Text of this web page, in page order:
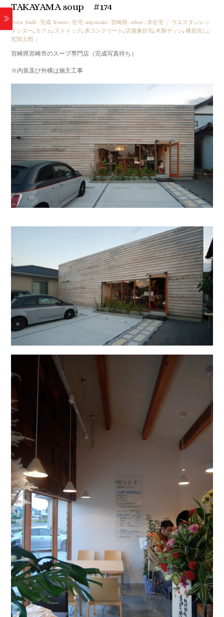
TAKAYAMA soup #174
2018 ,built : 完成 ,house : 住宅 ,miyazaki : 宮崎県 other : 非住宅
ウエスタンレッ
ドシダー, カフェ, ストイック, 床コンクリート, 店舗兼住宅,木製サッシ,構造現し,
玄関土間
宮崎県宮崎市のスープ専門店（完成写真待ち）
※内装及び外構は施主工事